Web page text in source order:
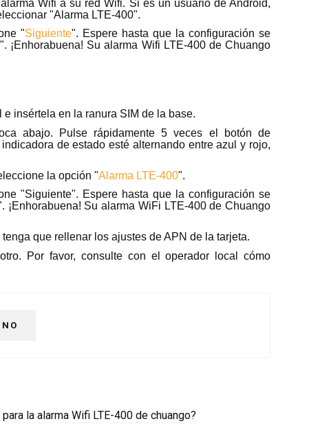
Wifi a su red Wifi. Si es un usuario de Android,
"Alarma LTE-400".
"Siguiente". Espere hasta que la configuración se
". ¡Enhorabuena! Su alarma Wifi LTE-400 de Chuango
insértela en la ranura SIM de la base.
abajo. Pulse rápidamente 5 veces el botón de
de estado esté alternando entre azul y rojo,
la opción "Alarma LTE-400".
"Siguiente". Espere hasta que la configuración se
¡Enhorabuena! Su alarma WiFi LTE-400 de Chuango
que rellenar los ajustes de APN de la tarjeta.
Por favor, consulte con el operador local cómo
NO
la alarma Wifi LTE-400 de chuango?